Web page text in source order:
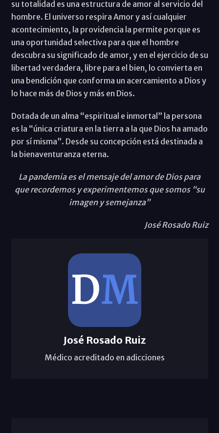
su totalidad es una estructura de amor al servicio del
hombre. El universo respira Amor y así cualquier
acontecimiento, la providencia la permite porque es
una oportunidad selectiva para que el hombre
descubra su significado de amor, y en el ejercicio de su
libertad verdadera, libre para el bien, lo convierta en
una bendición que conforma un acercamiento a Dios y
lo hace más de Dios y más en Dios.
Dotada de un alma “espiritual e inmortal” la persona
es la “única criatura en la tierra a la que Dios ha amado
por sí misma”. Desde su concepción está destinada a
la bienaventuranza eterna.
La pandemia es el mensaje del amor de Dios para
que recordemos y experimentemos que somos “su
imagen y semejanza”
José Rosado Ruiz
José Rosado Ruiz
Médico acreditado en adicciones